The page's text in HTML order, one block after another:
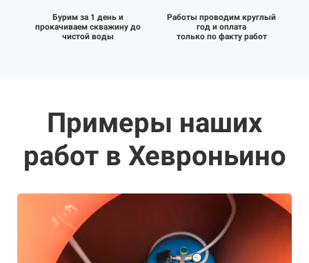
Бурим за 1 день и
прокачиваем скважину до
чистой воды
Работы проводим круглый
год и оплата
только по факту работ
Примеры наших
работ в Хевроньино